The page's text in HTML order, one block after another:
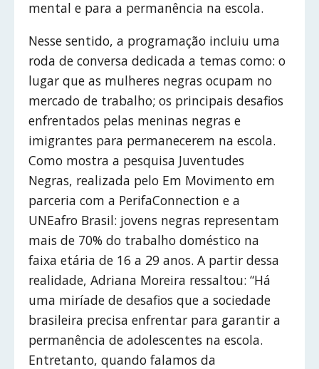
mental e para a permanência na escola.
Nesse sentido, a programação incluiu uma
roda de conversa dedicada a temas como: o
lugar que as mulheres negras ocupam no
mercado de trabalho; os principais desafios
enfrentados pelas meninas negras e
imigrantes para permanecerem na escola.
Como mostra a pesquisa Juventudes
Negras, realizada pelo Em Movimento em
parceria com a PerifaConnection e a
UNEafro Brasil: jovens negras representam
mais de 70% do trabalho doméstico na
faixa etária de 16 a 29 anos. A partir dessa
realidade, Adriana Moreira ressaltou: “Há
uma miríade de desafios que a sociedade
brasileira precisa enfrentar para garantir a
permanência de adolescentes na escola.
Entretanto, quando falamos da